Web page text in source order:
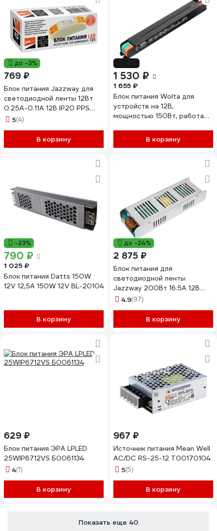
до -3%
769 ₽
Блок питания Jazzway для
светодиодной ленты 12Вт
0.25А-0.11А 12В IP20 PPS
CVP 12012 пластик 1032447
5(4)
В корзину
1 530 ₽
1 655 ₽
Блок питания Wolta для
устройств на 12В,
мощностью 150Вт, работает
LD-150W/03-12V
В корзину
-23%
790 ₽
1 025 ₽
Блок питания Datts 150W
12V 12,5А 150W 12V BL-20104
В корзину
до -24%
2 875 ₽
Блок питания для
светодиодной ленты
Jazzway 200Вт 16.5А 12В
IP20 BSPS метал. 2859433A
4.9(97)
В корзину
629 ₽
Блок питания ЭРА LPLED
25WIP6712VS Б0061134
4(1)
В корзину
967 ₽
Источник питания Mean Well
AC/DC RS-25-12 Т00170104
5(5)
В корзину
Показать еще 40